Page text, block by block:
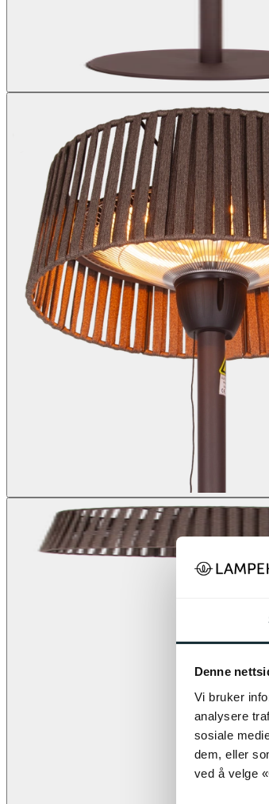
Denne
Vi bruker
analysere
sosiale
dem, eller
ved å velge